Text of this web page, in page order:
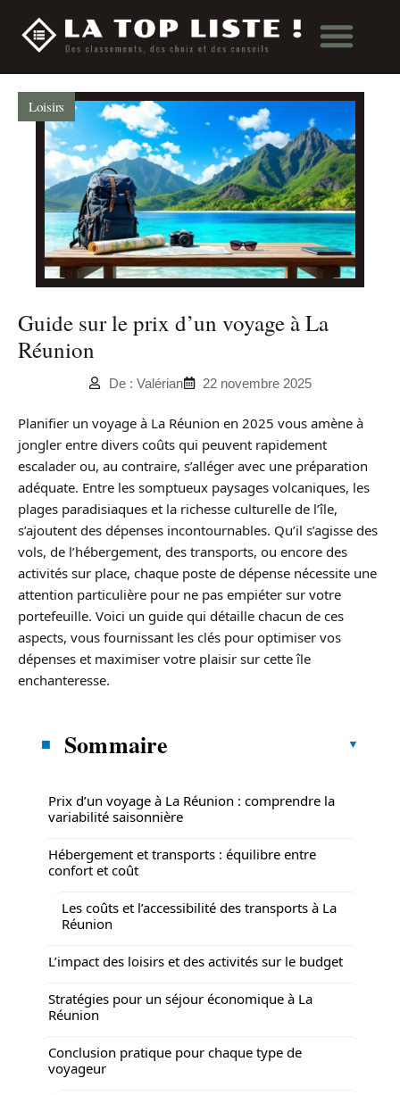
Loisirs
Guide sur le prix d’un voyage à La
Réunion
De : Valérian 22 novembre 2025
Planifier un voyage à La Réunion en 2025 vous amène à
jongler entre divers coûts qui peuvent rapidement
escalader ou, au contraire, s’alléger avec une préparation
adéquate. Entre les somptueux paysages volcaniques, les
plages paradisiaques et la richesse culturelle de l’île,
s’ajoutent des dépenses incontournables. Qu’il s’agisse des
vols, de l’hébergement, des transports, ou encore des
activités sur place, chaque poste de dépense nécessite une
attention particulière pour ne pas empiéter sur votre
portefeuille. Voici un guide qui détaille chacun de ces
aspects, vous fournissant les clés pour optimiser vos
dépenses et maximiser votre plaisir sur cette île
enchanteresse.
Sommaire
Prix d’un voyage à La Réunion : comprendre la
variabilité saisonnière
Hébergement et transports : équilibre entre
confort et coût
Les coûts et l’accessibilité des transports à La
Réunion
L’impact des loisirs et des activités sur le budget
Stratégies pour un séjour économique à La
Réunion
Conclusion pratique pour chaque type de
voyageur